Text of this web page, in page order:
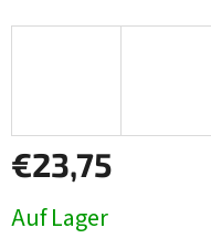
€23,75
Auf Lager